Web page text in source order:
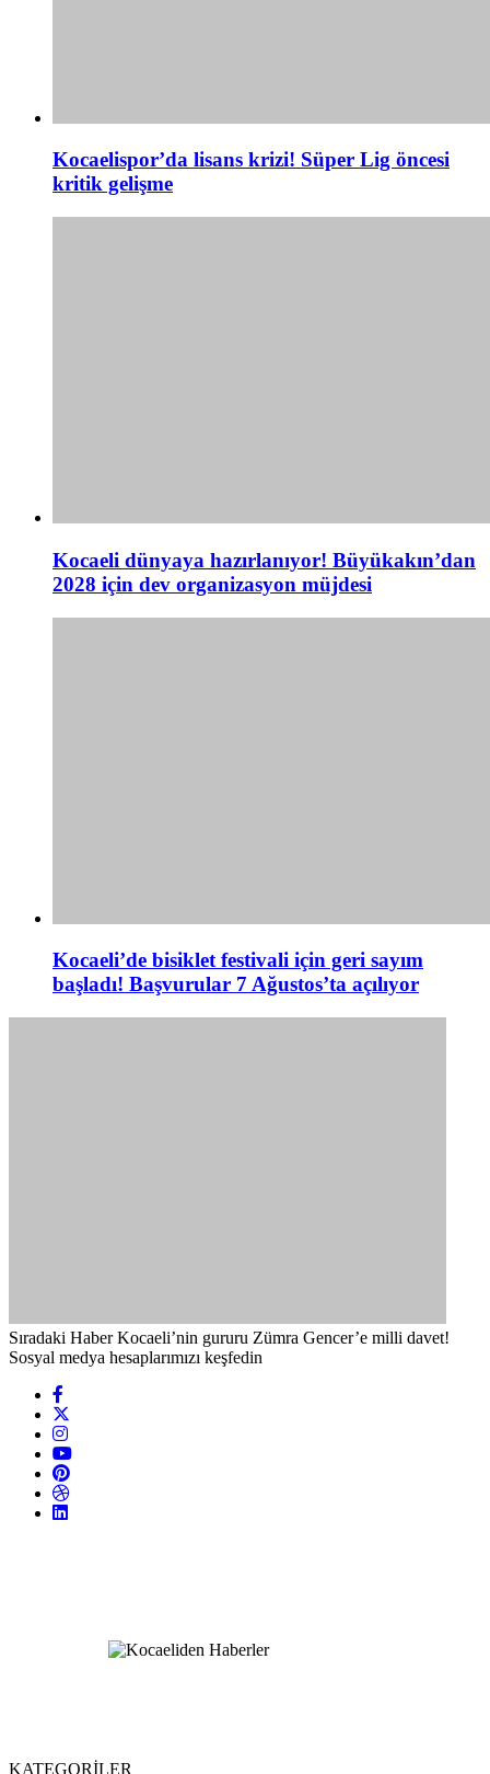
Kocaelispor’da lisans krizi! Süper Lig öncesi
kritik gelişme
Kocaeli dünyaya hazırlanıyor! Büyükakın’dan
2028 için dev organizasyon müjdesi
Kocaeli’de bisiklet festivali için geri sayım
başladı! Başvurular 7 Ağustos’ta açılıyor
Sıradaki Haber Kocaeli’nin gururu Zümra Gencer’e milli davet!
Sosyal medya hesaplarımızı keşfedin
KATEGORİLER